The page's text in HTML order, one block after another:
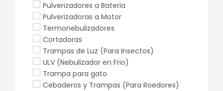
Pulverizadores a Bateria
Pulverizadoras a Motor
Termonebulizadores
Cortadoras
Trampas de Luz (Para Insectos)
ULV (Nebulizador en Frio)
Trampa para gato
Cebaderos y Trampas (Para Roedores)